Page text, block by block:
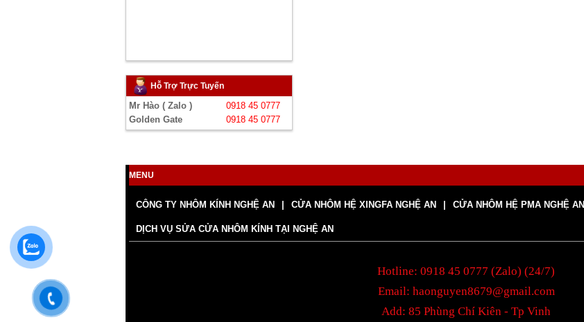
Hỗ Trợ Trực Tuyến
Mr Hào ( Zalo )
0918 45 0777
Golden Gate
0918 45 0777
MENU
CÔNG TY NHÔM KÍNH NGHỆ AN CỬA NHÔM HỆ XINGFA NGHỆ AN CỬA NHÔM HỆ PMA NGHỆ AN
DỊCH VỤ SỬA CỬA NHÔM KÍNH TẠI NGHỆ AN
Hotline: 0918 45 0777 (Zalo) (24/7)
Email: haonguyen8679@gmail.com
Add: 85 Phùng Chí Kiên - Tp Vinh